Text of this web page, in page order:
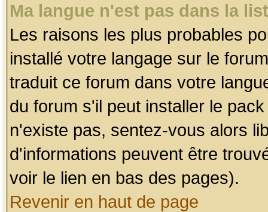
Ma langue n'est pas dans la
Les raisons les plus probables
installé votre langage sur le
traduit ce forum dans votre
du forum s'il peut installer le
n'existe pas, sentez-vous alors
d'informations peuvent être
voir le lien en bas des pages).
Revenir en haut de page